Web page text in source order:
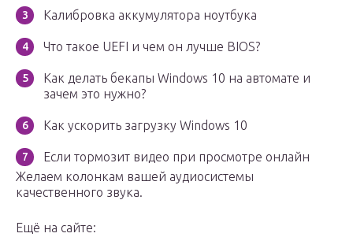
Калибровка аккумулятора ноутбука
Что такое UEFI и чем он лучше BIOS?
Как делать бекапы Windows 10 на автомате и
зачем это нужно?
Как ускорить загрузку Windows 10
Если тормозит видео при просмотре онлайн
Желаем колонкам вашей аудиосистемы
качественного звука.
Ещё на сайте: